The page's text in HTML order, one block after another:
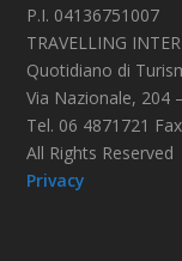
P.I. 04136751007
TRAVELLING
Quotidiano di
Via Nazionale, 204
Tel. 06 4871721
All Rights Reserved
Privacy